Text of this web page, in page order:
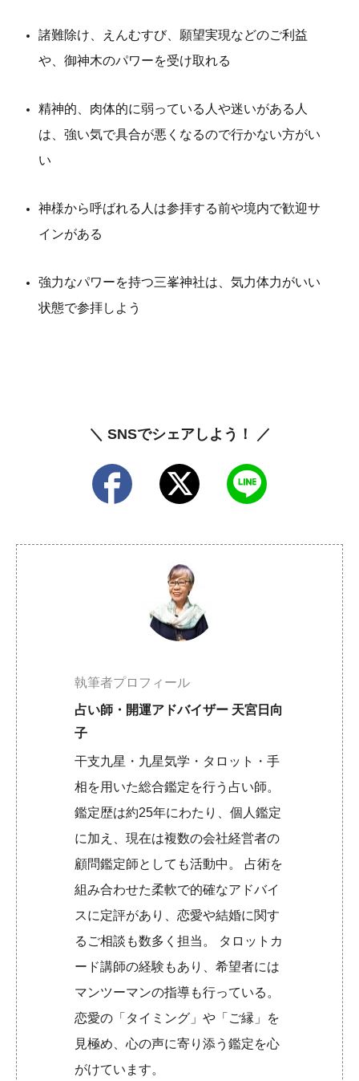
諸難除け、えんむすび、願望実現などのご利益
や、御神木のパワーを受け取れる
精神的、肉体的に弱っている人や迷いがある人
は、強い気で具合が悪くなるので行かない方がい
い
神様から呼ばれる人は参拝する前や境内で歓迎サ
インがある
強力なパワーを持つ三峯神社は、気力体力がいい
状態で参拝しよう
＼ SNSでシェアしよう！ ／
執筆者プロフィール
占い師・開運アドバイザー 天宮日向
子
干支九星・九星気学・タロット・手
相を用いた総合鑑定を行う占い師。
鑑定歴は約25年にわたり、個人鑑定
に加え、現在は複数の会社経営者の
顧問鑑定師としても活動中。 占術を
組み合わせた柔軟で的確なアドバイ
スに定評があり、恋愛や結婚に関す
るご相談も数多く担当。 タロットカ
ード講師の経験もあり、希望者には
マンツーマンの指導も行っている。
恋愛の「タイミング」や「ご縁」を
見極め、心の声に寄り添う鑑定を心
がけています。